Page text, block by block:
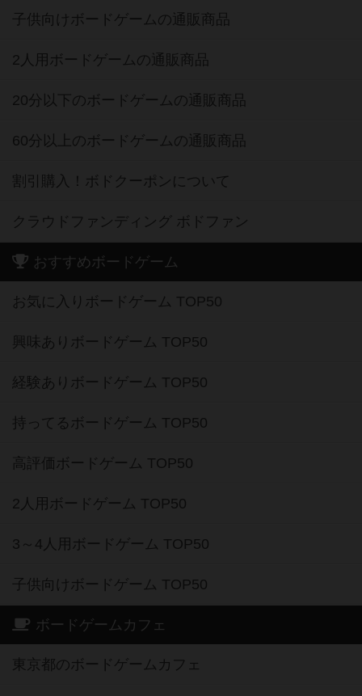
子供向けボードゲームの通販商品
2人用ボードゲームの通販商品
20分以下のボードゲームの通販商品
60分以上のボードゲームの通販商品
割引購入！ボドクーポンについて
クラウドファンディング ボドファン
おすすめボードゲーム
お気に入りボードゲーム TOP50
興味ありボードゲーム TOP50
経験ありボードゲーム TOP50
持ってるボードゲーム TOP50
高評価ボードゲーム TOP50
2人用ボードゲーム TOP50
3～4人用ボードゲーム TOP50
子供向けボードゲーム TOP50
ボードゲームカフェ
東京都のボードゲームカフェ